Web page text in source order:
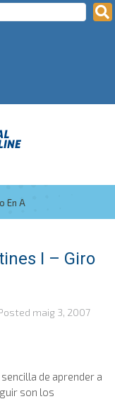
En A
I – Giro
maig 3, 2007
de aprender a
son los